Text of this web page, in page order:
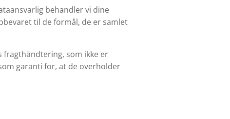
behandler vi dine
til de formål, de er samlet
som ikke er
garanti for, at de overholder